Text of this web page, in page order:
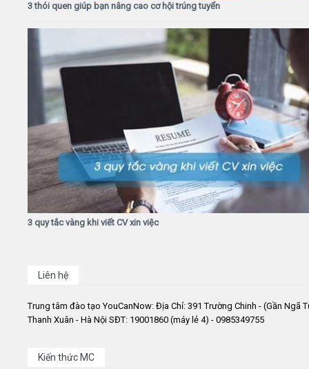
3 thói quen giúp bạn nâng cao cơ hội trúng tuyển
3 quy tắc vàng khi viết CV xin việc
Liên hệ
Trung tâm đào tạo YouCanNow: Địa Chỉ: 391 Trường Chinh - (Gần Ngã
Thanh Xuân - Hà Nội SĐT: 19001860 (máy lẻ 4) - 0985349755
Kiến thức MC